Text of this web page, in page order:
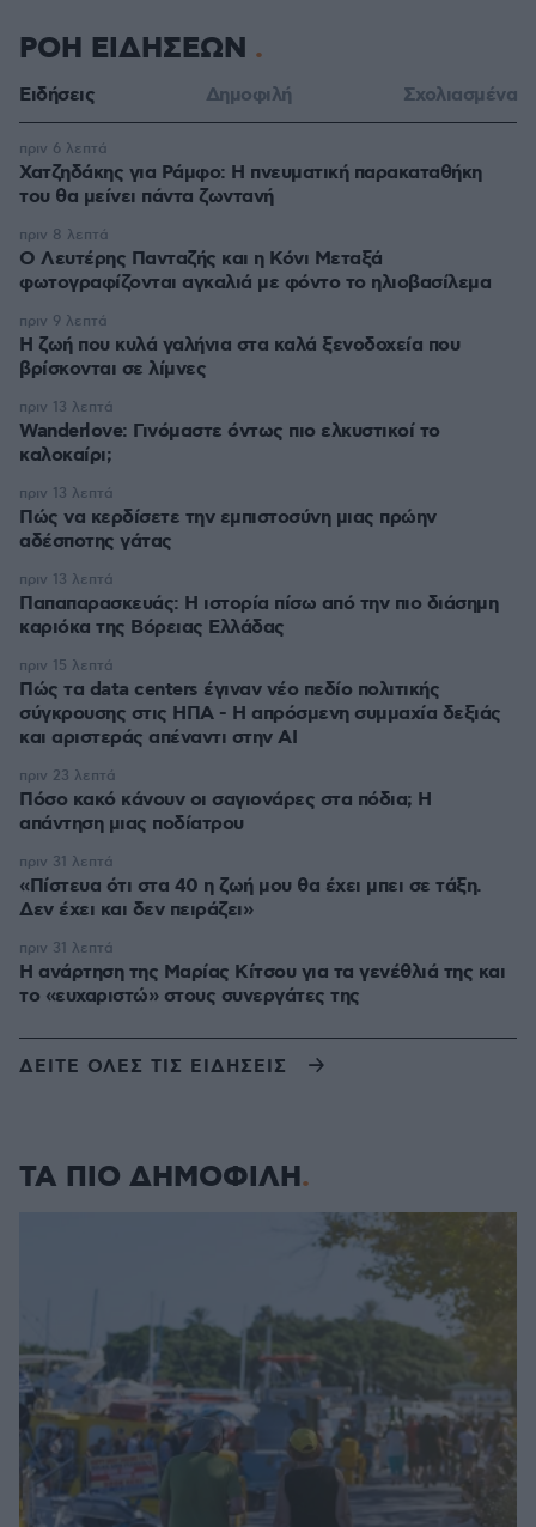
ΡΟΗ ΕΙΔΗΣΕΩΝ
Ειδήσεις Δημοφιλή Σχολιασμένα
Χατζηδάκης για Ράμφο: Η πνευματική παρακαταθήκη
του θα μείνει πάντα ζωντανή
πριν 6 λεπτά
Ο Λευτέρης Πανταζής και η Κόνι Μεταξά
φωτογραφίζονται αγκαλιά με φόντο το ηλιοβασίλεμα
πριν 8 λεπτά
Η ζωή που κυλά γαλήνια στα καλά ξενοδοχεία που
βρίσκονται σε λίμνες
πριν 9 λεπτά
Wanderlove: Γινόμαστε όντως πιο ελκυστικοί το
καλοκαίρι;
πριν 13 λεπτά
Πώς να κερδίσετε την εμπιστοσύνη μιας πρώην
αδέσποτης γάτας
πριν 13 λεπτά
Παπαπαρασκευάς: Η ιστορία πίσω από την πιο διάσημη
καριόκα της Βόρειας Ελλάδας
πριν 13 λεπτά
Πώς τα data centers έγιναν νέο πεδίο πολιτικής
σύγκρουσης στις ΗΠΑ - Η απρόσμενη συμμαχία δεξιάς
και αριστεράς απέναντι στην AI
πριν 15 λεπτά
Πόσο κακό κάνουν οι σαγιονάρες στα πόδια; Η
απάντηση μιας ποδίατρου
πριν 23 λεπτά
«Πίστευα ότι στα 40 η ζωή μου θα έχει μπει σε τάξη.
Δεν έχει και δεν πειράζει»
πριν 31 λεπτά
Η ανάρτηση της Μαρίας Κίτσου για τα γενέθλιά της και
το «ευχαριστώ» στους συνεργάτες της
πριν 31 λεπτά
ΔΕΙΤΕ ΟΛΕΣ ΤΙΣ ΕΙΔΗΣΕΙΣ
ΤΑ ΠΙΟ ΔΗΜΟΦΙΛΗ